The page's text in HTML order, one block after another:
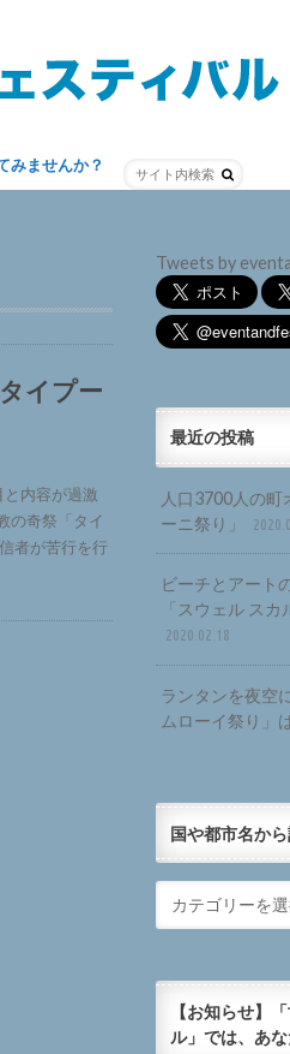
みませんか？
イプー
内容が過激
の奇祭「タイ
者が苦行を行
Tweets by
最近の投稿
人口3700人の
ーニ祭り」
ビーチとアート
「スウェル ス
2020.02.18
ランタンを夜空
ムローイ祭り」
国や都市名か
【お知らせ】
ル」では、あ